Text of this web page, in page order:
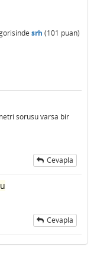
srh (101 puan)
sorusu varsa bir
Cevapla
Cevapla